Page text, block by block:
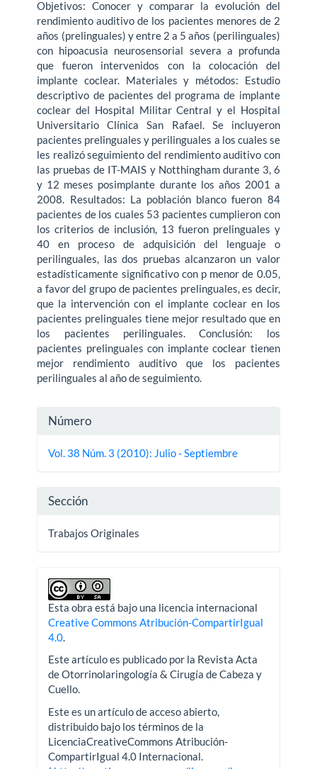
Objetivos: Conocer y comparar la evolución del
rendimiento auditivo de los pacientes menores de 2
años (prelinguales) y entre 2 a 5 años (perilinguales)
con hipoacusia neurosensorial severa a profunda
que fueron intervenidos con la colocación del
implante coclear. Materiales y métodos: Estudio
descriptivo de pacientes del programa de implante
coclear del Hospital Militar Central y el Hospital
Universitario Clínica San Rafael. Se incluyeron
pacientes prelinguales y perilinguales a los cuales se
les realizó seguimiento del rendimiento auditivo con
las pruebas de IT-MAIS y Notthingham durante 3, 6
y 12 meses posimplante durante los años 2001 a
2008. Resultados: La población blanco fueron 84
pacientes de los cuales 53 pacientes cumplieron con
los criterios de inclusión, 13 fueron prelinguales y
40 en proceso de adquisición del lenguaje o
perilinguales, las dos pruebas alcanzaron un valor
estadísticamente significativo con p menor de 0.05,
a favor del grupo de pacientes prelinguales, es decir,
que la intervención con el implante coclear en los
pacientes prelinguales tiene mejor resultado que en
los pacientes perilinguales. Conclusión: los
pacientes prelinguales con implante coclear tienen
mejor rendimiento auditivo que los pacientes
perilinguales al año de seguimiento.
Detalles
del
Número
Vol. 38 Núm. 3 (2010): Julio - Septiembre
Sección
Trabajos Originales
Esta obra está bajo una licencia internacional
Creative Commons Atribución-CompartirIgual
4.0.
Este artículo es publicado por la Revista Acta
de Otorrinolaringología & Cirugía de Cabeza y
Cuello.
Este es un artículo de acceso abierto,
distribuido bajo los términos de la
LicenciaCreativeCommons Atribución-
CompartirIgual 4.0 Internacional.